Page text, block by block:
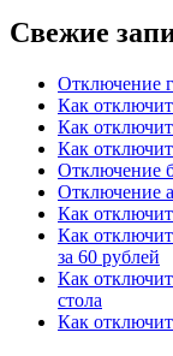
Свежие
Отключение
Как
Как
Как
Отключение
Отключение
Как
Как
за 60 рублей
Как
стола
Как